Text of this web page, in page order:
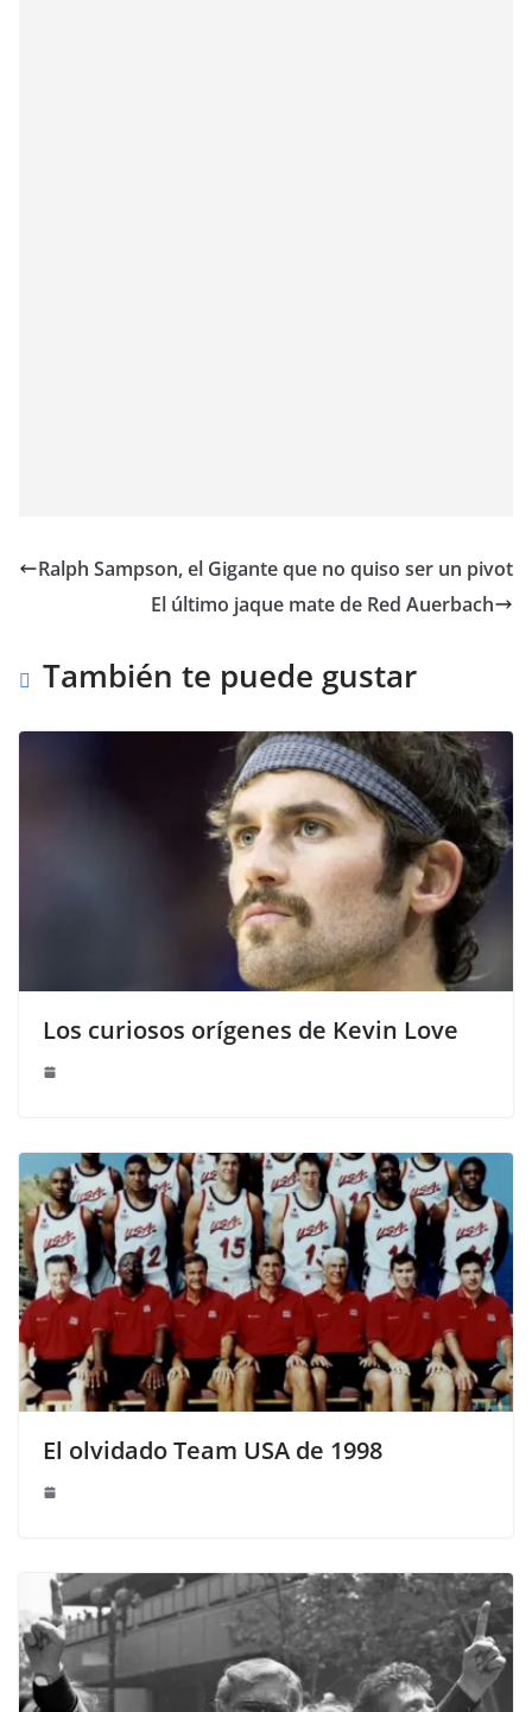
Ralph Sampson, el Gigante que no quiso ser un pivot
El último jaque mate de Red Auerbach
También te puede gustar
Los curiosos orígenes de Kevin Love
El olvidado Team USA de 1998